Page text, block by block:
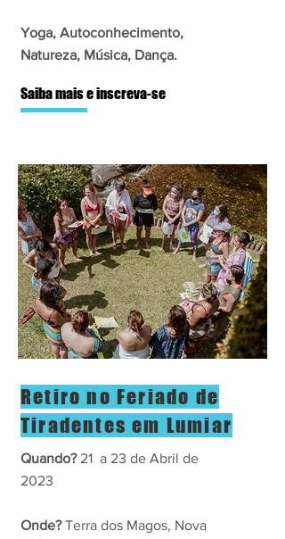
Yoga, Autoconhecimento,
Natureza, Música, Dança.
Saiba mais e inscreva-se
Retiro no Feriado de
Tiradentes em Lumiar
Quando?21 a 23 de Abril de
2023
Onde?Terra dos Magos, Nova